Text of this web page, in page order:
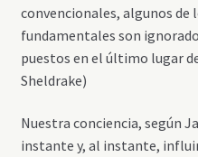
convencionales, algunos de
fundamentales son
puestos en el último lugar
Sheldrake)
Nuestra conciencia, según
instante y, al instante,